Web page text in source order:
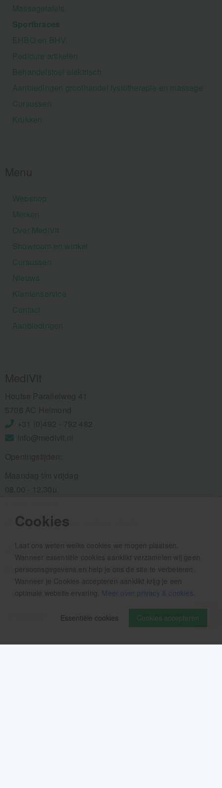
Cookies
Laat ons weten welke cookies we mogen plaatsen.
Wanneer essentiële cookies aanklikt verzamelen wij geen
persoonsgegevens en help je ons de site te verbeteren.
Wanneer je Cookies accepteren aanklikt krijg je een
optimale website ervaring. Meer over privacy & cookies
Cookies accepteren
Essentiële cookies
Massagetafels
Sportbraces
EHBO en BHV
Pedicure artikelen
Behandelstoel elektrisch
Aanbiedingen groothandel fysiotherapie en massage
Cursussen
Krukken
Webshop
Merken
Over MediVit
Showroom en winkel
Cursussen
Nieuws
Klantenservice
Contact
Aanbiedingen
Wij pauzeren tussen 12.30 en 13.00u
Aanmelden nieuwsbrief
Als eerste op de hoogte zijn van het laatste nieuws: